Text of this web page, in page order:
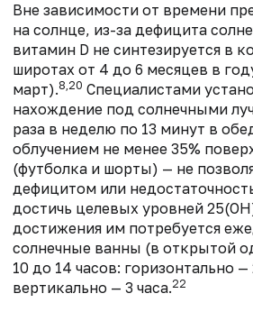
Вне зависимости от времени
на солнце, из-за дефицита
витамин D не синтезируется в
широтах от 4 до 6 месяцев в
март).8,20 Специалистами
нахождение под солнечными
раза в неделю по 13 минут в
облучением не менее 35%
(футболка и шорты) — не
дефицитом или
достичь целевых уровней
достижения им потребуется
солнечные ванны (в открытой
10 до 14 часов: горизонтально
вертикально — 3 часа.22